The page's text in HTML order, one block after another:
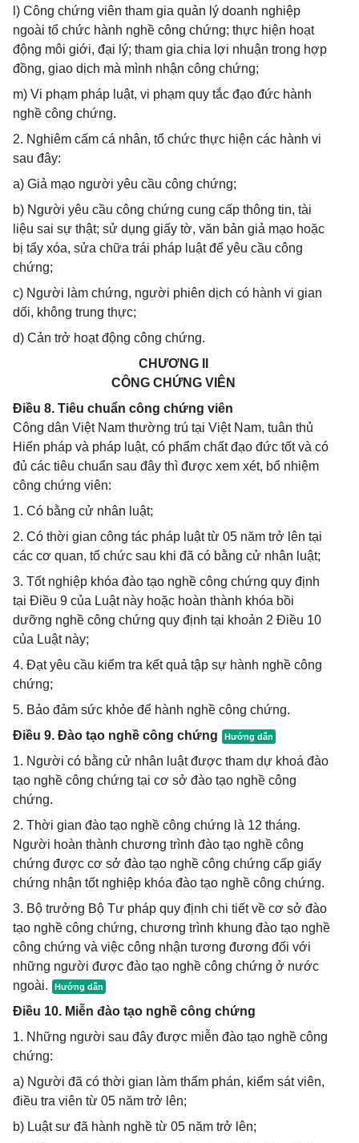
l) Công chứng viên tham gia quản lý doanh nghiệp
ngoài tổ chức hành nghề công chứng; thực hiện hoạt
động môi giới, đại lý; tham gia chia lợi nhuận trong hợp
đồng, giao dịch mà mình nhận công chứng;
m) Vi phạm pháp luật, vi phạm quy tắc đạo đức hành
nghề công chứng.
2. Nghiêm cấm cá nhân, tổ chức thực hiện các hành vi
sau đây:
a) Giả mạo người yêu cầu công chứng;
b) Người yêu cầu công chứng cung cấp thông tin, tài
liệu sai sự thật; sử dụng giấy tờ, văn bản giả mạo hoặc
bị tẩy xóa, sửa chữa trái pháp luật để yêu cầu công
chứng;
c) Người làm chứng, người phiên dịch có hành vi gian
dối, không trung thực;
d) Cản trở hoạt động công chứng.
CHƯƠNG II
CÔNG CHỨNG VIÊN
Điều 8. Tiêu chuẩn công chứng viên
Công dân Việt Nam thường trú tại Việt Nam, tuân thủ
Hiến pháp và pháp luật, có phẩm chất đạo đức tốt và có
đủ các tiêu chuẩn sau đây thì được xem xét, bổ nhiệm
công chứng viên:
1. Có bằng cử nhân luật;
2. Có thời gian công tác pháp luật từ 05 năm trở lên tại
các cơ quan, tổ chức sau khi đã có bằng cử nhân luật;
3. Tốt nghiệp khóa đào tạo nghề công chứng quy định
tại Điều 9 của Luật này hoặc hoàn thành khóa bồi
dưỡng nghề công chứng quy định tại khoản 2 Điều 10
của Luật này;
4. Đạt yêu cầu kiểm tra kết quả tập sự hành nghề công
chứng;
5. Bảo đảm sức khỏe để hành nghề công chứng.
Điều 9. Đào tạo nghề công chứng
1. Người có bằng cử nhân luật được tham dự khoá đào
tạo nghề công chứng tại cơ sở đào tạo nghề công
chứng.
2. Thời gian đào tạo nghề công chứng là 12 tháng.
Người hoàn thành chương trình đào tạo nghề công
chứng được cơ sở đào tạo nghề công chứng cấp giấy
chứng nhận tốt nghiệp khóa đào tạo nghề công chứng.
3. Bộ trưởng Bộ Tư pháp quy định chi tiết về cơ sở đào
tạo nghề công chứng, chương trình khung đào tạo nghề
công chứng và việc công nhận tương đương đối với
những người được đào tạo nghề công chứng ở nước
ngoài.
Điều 10. Miễn đào tạo nghề công chứng
1. Những người sau đây được miễn đào tạo nghề công
chứng:
a) Người đã có thời gian làm thẩm phán, kiểm sát viên,
điều tra viên từ 05 năm trở lên;
b) Luật sư đã hành nghề từ 05 năm trở lên;